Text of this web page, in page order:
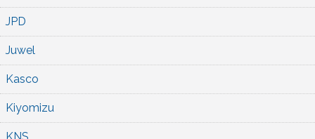
JPD
Juwel
Kasco
Kiyomizu